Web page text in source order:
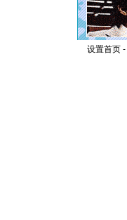
设置首页 -